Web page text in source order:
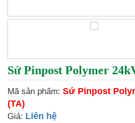
Sứ Pinpost Polymer
Mã sản phẩm: Sứ Pinpost
(TA)
Giá: Liên hệ